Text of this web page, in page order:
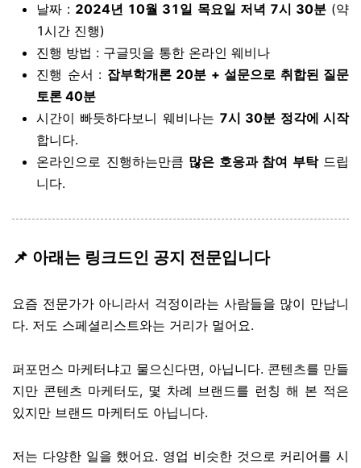
날짜 : 2024년 10월 31일 목요일 저녁 7시 30분(약
1시간 진행)
진행 방법 : 구글밋을 통한 온라인 웨비나
진행 순서 : 잡부학개론 20분 + 설문으로 취합된 질문
토론 40분
시간이 빠듯하다보니 웨비나는 7시 30분 정각에 시작
합니다.
온라인으로 진행하는만큼 많은 호응과 참여 부탁드립
니다.
📌 아래는 링크드인 공지 전문입니다
요즘 전문가가 아니라서 걱정이라는 사람들을 많이 만납니
다. 저도 스페셜리스트와는 거리가 멀어요.
퍼포먼스 마케터냐고 물으신다면, 아닙니다. 콘텐츠를 만들
지만 콘텐츠 마케터도, 몇 차례 브랜드를 런칭 해 본 적은
있지만 브랜드 마케터도 아닙니다.
저는 다양한 일을 했어요. 영업 비슷한 것으로 커리어를 시